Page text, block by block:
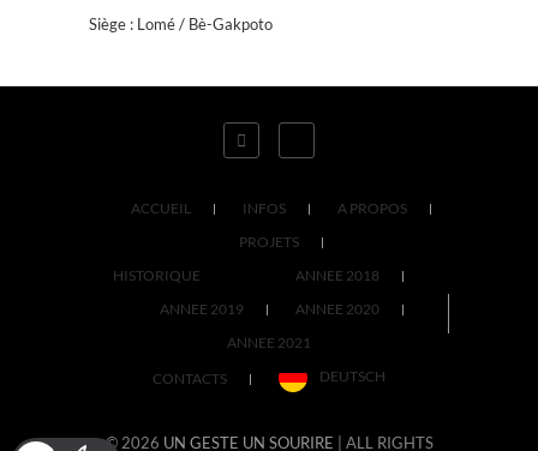
Siège : Lomé / Bè-Gakpoto
ACCUEIL INFOS
A PROPOS
PROJETS
HISTORIQUE
ANNEE 2018
ANNEE 2019
ANNEE 2020
ANNEE 2021
CONTACTS
DEUTSCH
© 2026 UN GESTE UN SOURIRE | ALL RIGHTS